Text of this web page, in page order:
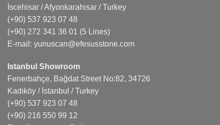
İscehisar / Afyonkarahisar / Turkey
(+90) 537 923 07 48
(+90) 272 341 36 01 (5 Lines)
E-mail: yunuscan@efesusstone.com
Istanbul Showroom
Fenerbahçe, Bağdat Street No:82, 34726
Kadıköy / İstanbul / Turkey
(+90) 537 923 07 48
(+90) 216 550 99 12